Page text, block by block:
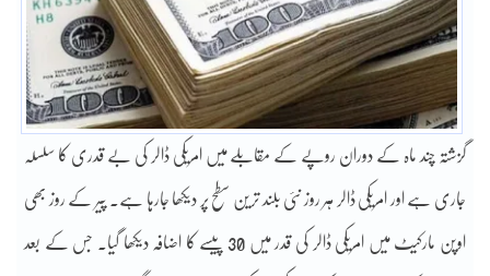
گزشتہ چند ماہ کے دوران روپے کے مقابلے میں امریکی ڈالر کی بے قدری کا سلسلہ
جاری ہے اور امریکی ڈالر ہر روز نئی بلند ترین سطح پر دیکھا جارہا ہے۔ پیر کے روز بھی
اوپن مارکیٹ میں امریکی ڈالر کی قدر میں 30 پیسے کا اضافہ دیکھا گیا۔ جس کے بعد